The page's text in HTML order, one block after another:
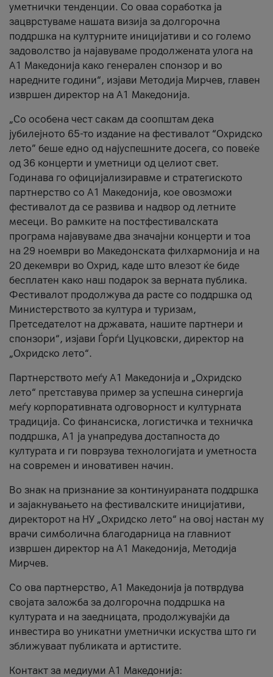
уметнички тенденции. Со оваа соработка ја
зацврстуваме нашата визија за долгорочна
поддршка на културните иницијативи и со големо
задоволство ја најавуваме продолжената улога на
A1 Македонија како генерален спонзор и во
наредните години“, изјави Методија Мирчев, главен
извршен директор на A1 Македонија.
„Со особена чест сакам да соопштам дека
јубилејното 65-то издание на фестивалот “Охридско
лето” беше едно од најуспешните досега, со повеќе
од 36 концерти и уметници од целиот свет.
Годинава го официјализиравме и стратегиското
партнерство со А1 Македонија, кое овозможи
фестивалот да се развива и надвор од летните
месеци. Во рамките на постфестивалската
програма најавуваме два значајни концерти и тоа
на 29 ноември во Македонската филхармонија и на
20 декември во Охрид, каде што влезот ќе биде
бесплатен како наш подарок за верната публика.
Фестивалот продолжува да расте со поддршка од
Министерството за култура и туризам,
Претседателот на државата, нашите партнери и
спонзори“, изјави Ѓорѓи Цуцковски, директор на
„Охридско лето“.
Партнерството меѓу A1 Македонија и „Охридско
лето“ претставува пример за успешна синергија
меѓу корпоративната одговорност и културната
традиција. Со финансиска, логистичка и техничка
поддршка, A1 ја унапредува достапноста до
културата и ги поврзува технологијата и уметноста
на современ и иновативен начин.
Во знак на признание за континуираната поддршка
и зајакнувањето на фестивалските иницијативи,
директорот на НУ „Охридско лето“ на овој настан му
врачи симболична благодарница на главниот
извршен директор на A1 Македонија, Методија
Мирчев.
Со ова партнерство, A1 Македонија ја потврдува
својата заложба за долгорочна поддршка на
културата и на заедницата, продолжувајќи да
инвестира во уникатни уметнички искуства што ги
зближуваат публиката и артистите.
Контакт за медиуми А1 Македонија: